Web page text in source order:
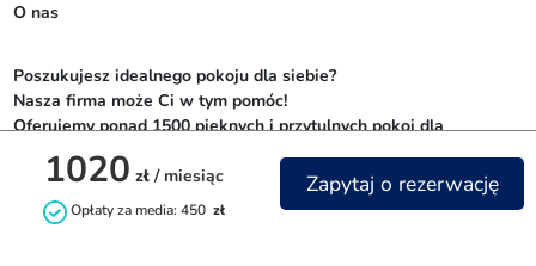
1020 zł / miesiąc
Opłaty za media: 450 zł
Zapytaj o rezerwację
O nas
Poszukujesz idealnego pokoju dla siebie?
Nasza firma może Ci w tym pomóc!
Oferujemy ponad 1500 pięknych i przytulnych pokoi dla
studentów z całego świata, bez zbędnych prowizji.
Nie czekaj dłużej i zarezerwuj swój wymarzony pokój już dziś!